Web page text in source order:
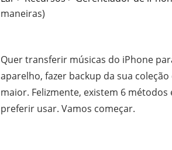
maneiras)
Quer transferir músicas do iPhone
aparelho, fazer backup da sua
maior. Felizmente, existem 6
preferir usar. Vamos começar.